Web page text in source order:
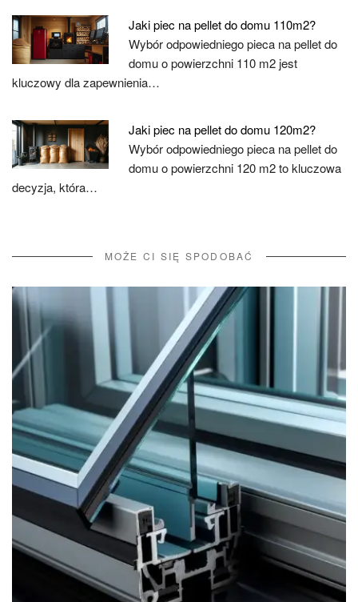
Jaki piec na pellet do domu 110m2?
Wybór odpowiedniego pieca na pellet do
domu o powierzchni 110 m2 jest
kluczowy dla zapewnienia…
Jaki piec na pellet do domu 120m2?
Wybór odpowiedniego pieca na pellet do
domu o powierzchni 120 m2 to kluczowa
decyzja, która…
MOŻE CI SIĘ SPODOBAĆ